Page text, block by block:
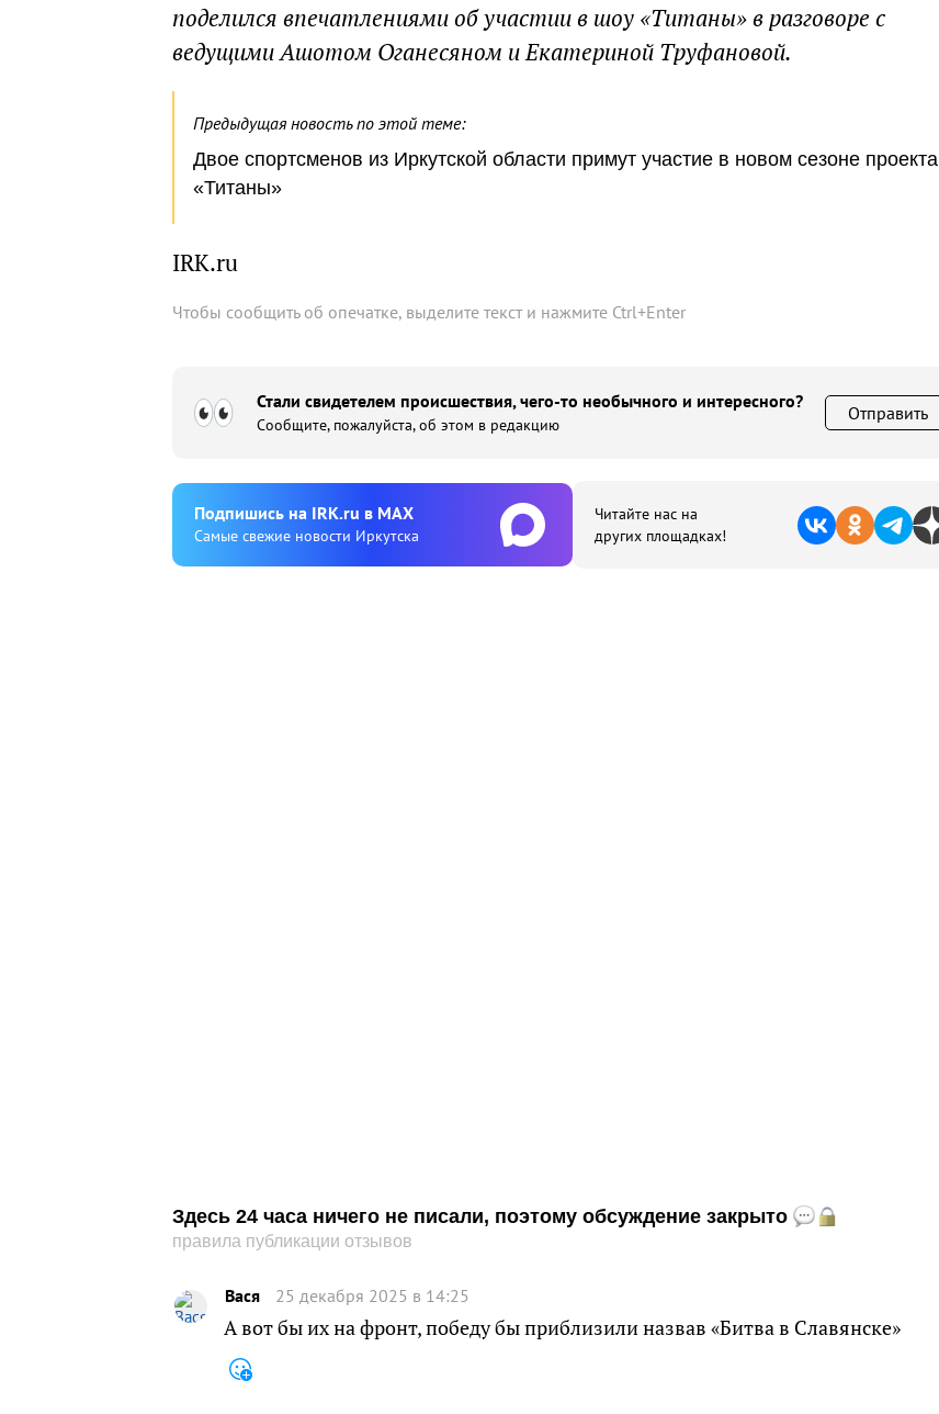
поделился впечатлениями об участии в шоу «Титаны» в разговоре с
ведущими Ашотом Оганесяном и Екатериной Труфановой.
Предыдущая новость по этой теме:
Двое спортсменов из Иркутской области примут участие в новом сезоне проекта
«Титаны»
IRK.ru
Чтобы сообщить об опечатке, выделите текст и нажмите Ctrl+Enter
Стали свидетелем происшествия, чего-то необычного и интересного?
Сообщите, пожалуйста, об этом в редакцию
Отправить
Подпишиcь на IRK.ru в MAX
Cамые свежие новости Иркутска
Читайте нас на
других площадках!
Здесь 24 часа ничего не писали, поэтому обсуждение закрыто
правила публикации отзывов
Вася 25 декабря 2025 в 14:25
А вот бы их на фронт, победу бы приблизили назвав «Битва в Славянске»